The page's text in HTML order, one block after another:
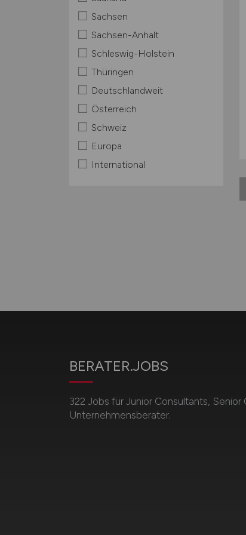
Sachsen
Sachsen-Anhalt
Schleswig-Holstein
Thüringen
Deutschlandweit
Österreich
Schweiz
Europa
International
BERATER.JOBS
322 Jobs für Junior Consultants, Senior
Unternehmensberater.